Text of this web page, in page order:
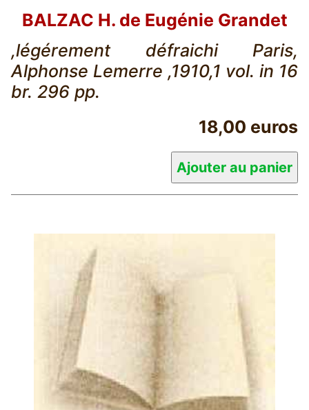
BALZAC H. de Eugénie Grandet
,légérement défraichi Paris,
Alphonse Lemerre ,1910,1 vol. in 16
br. 296 pp.
18,00 euros